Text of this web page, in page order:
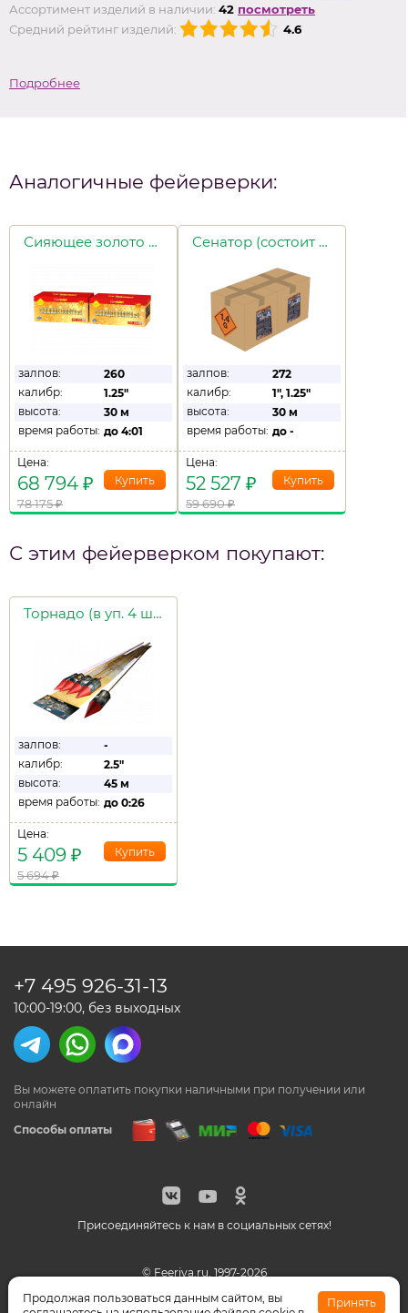
Ассортимент изделий в наличии: 42 посмотреть
Средний рейтинг изделий:
4.6
Подробнее
Аналогичные фейерверки:
Сияющее золото №1 Сияющее золото №2 (состоит из 2х батарей)
залпов:
260
калибр:
1.25"
высота:
30 м
время работы: до 4:01
Цена:
68 794 ₽
78 175₽
Сенатор (состоит из 2-х батарей)
залпов:
272
калибр:
1", 1.25"
высота:
30 м
время работы: до -
Цена:
52 527 ₽
59 690₽
С этим фейерверком покупают:
Торнадо (в уп. 4 шт.)
залпов:
-
калибр:
2.5"
высота:
45 м
время работы: до 0:26
Цена:
5 409 ₽
5 694₽
Присоединяйтесь к нам в социальных сетях!
© Feeriya.ru, 1997-2026
Способы оплаты
Вы можете оплатить покупки наличными при получении или
онлайн
+7 495 926-31-13
10:00-19:00, без выходных
WhatsApp принадлежат компании Meta, признанной
Продолжая пользоваться данным сайтом, вы
Принять